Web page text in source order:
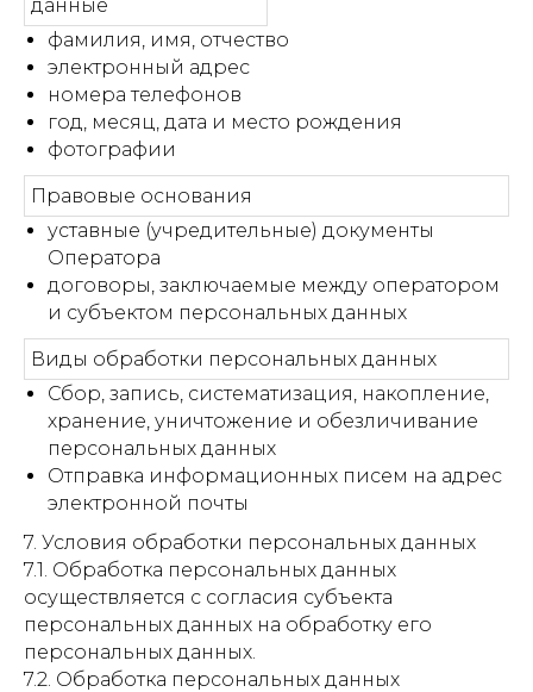
данные
фамилия, имя, отчество
электронный адрес
номера телефонов
год, месяц, дата и место рождения
фотографии
Правовые основания
уставные (учредительные) документы
Оператора
договоры, заключаемые между оператором
и субъектом персональных данных
Виды обработки персональных данных
Сбор, запись, систематизация, накопление,
хранение, уничтожение и обезличивание
персональных данных
Отправка информационных писем на адрес
электронной почты
7. Условия обработки персональных данных
7.1. Обработка персональных данных
осуществляется с согласия субъекта
персональных данных на обработку его
персональных данных.
7.2. Обработка персональных данных